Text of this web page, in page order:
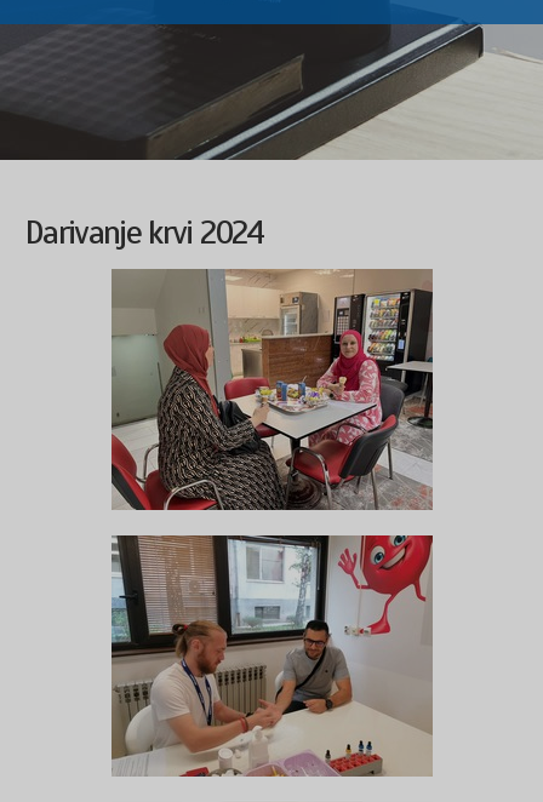
Darivanje krvi 2024